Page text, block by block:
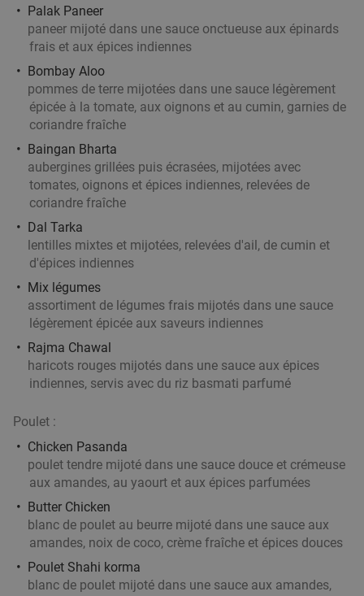
Vendu : 26 Régulier 20,55€
Menu japonais en 3 services au choix à
Tournai
Demain Lu Ma Me Je
Ve
Sakura Tournai
Tournai
Vendu : 74 Régulier 38,45€
Plateau de sushis à Tournai
Aujourd'hui Demain
8 Étoiles Sushi & Bubble Tea
Vendu : 12
25%
Menu en 2 ou 3 services à la carte à Tournai
Demain Ma Me Je
Ve
Bel'Sy restaurant
Tournai 27 min.
Palak Paneer
paneer mijoté dans une sauce onctueuse aux épinards
frais et aux épices indiennes
Bombay Aloo
pommes de terre mijotées dans une sauce légèrement
épicée à la tomate, aux oignons et au cumin, garnies de
coriandre fraîche
Baingan Bharta
aubergines grillées puis écrasées, mijotées avec
tomates, oignons et épices indiennes, relevées de
coriandre fraîche
Dal Tarka
lentilles mixtes et mijotées, relevées d'ail, de cumin et
d'épices indiennes
Mix légumes
assortiment de légumes frais mijotés dans une sauce
légèrement épicée aux saveurs indiennes
Rajma Chawal
haricots rouges mijotés dans une sauce aux épices
indiennes, servis avec du riz basmati parfumé
Poulet :
Chicken Pasanda
poulet tendre mijoté dans une sauce douce et crémeuse
aux amandes, au yaourt et aux épices parfumées
Butter Chicken
blanc de poulet au beurre mijoté dans une sauce aux
amandes, noix de coco, crème fraîche et épices douces
Poulet Shahi korma
blanc de poulet mijoté dans une sauce aux amandes,